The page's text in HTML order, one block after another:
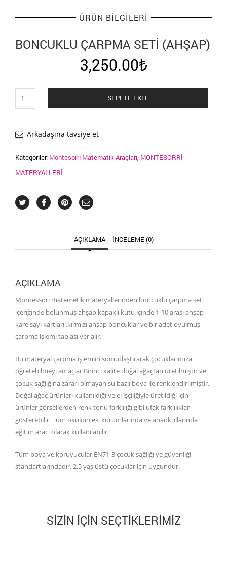
ÜRÜN BILGILERI
BONCUKLU ÇARPMA SETI (AHŞAP)
3,250.00₺
Çarpma
adet
SEPETE EKLE
Arkadaşına tavsiye et
Kategoriler: Montesorri Matematik Araçları, MONTESORRİ
MATERYALLERİ
AÇIKLAMA İNCELEME (0)
AÇIKLAMA
Montessori matemetik materyallerinden boncuklu çarpma seti
içeriğinde bölünmüş ahşap kapaklı kutu içinde 1-10 arası ahşap
kare sayı kartları ,kırmızı ahşap boncuklar ve bir adet oyulmuş
çarpma işlemi tablası yer alır.
Bu materyal çarpma işlemini somutlaştırarak çocuklarımıza
öğretebilmeyi amaçlar.Birinci kalite doğal ağaçtan üretilmiştir ve
çocuk sağlığına zararı olmayan su bazlı boya ile renklendirilmiştir.
Doğal ağaç ürünleri kullanıldığı ve el işçiliğiyle üretildiği için
ürünler görsellerden renk tonu farklılığı gibi ufak farklılıklar
gösterebilir. Tüm okulöncesi kurumlarında ve anaokullarında
eğitim aracı olarak kullanılabilir.
Tüm boya ve koruyucular EN71-3 çocuk sağlığı ve güvenliği
standartlarındadır. 2,5 yaş üstü çocuklar için uygundur.
SIZIN İÇIN SEÇTIKLERIMIZ